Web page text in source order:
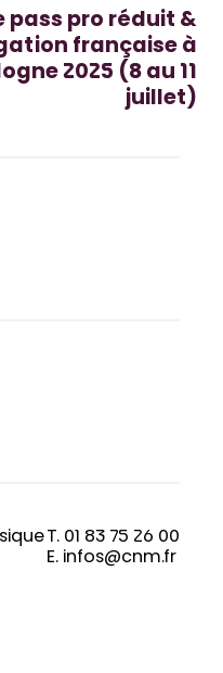
pass pro réduit &
française à
2025 (8 au 11
juillet)
T. 01 83 75 26 00
E. infos@cnm.fr